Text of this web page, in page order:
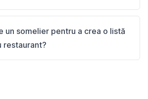
un somelier pentru a crea o listă
restaurant?